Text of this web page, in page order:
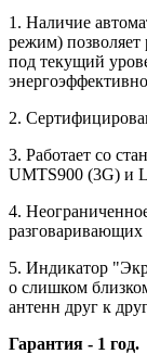
1. Наличие
режим) позволяет
под текущий
2.
3. Работает со
UMTS900 (3G) и
4.
разговаривающих
5. Индикатор
о слишком
антенн друг к
Гарантия - 1 год.